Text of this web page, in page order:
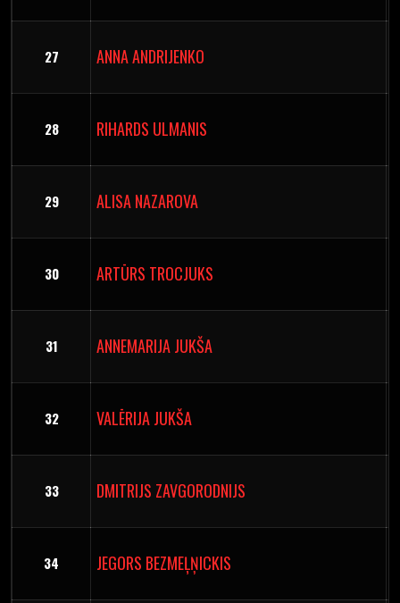
27 ANNA ANDRIJENKO
28 RIHARDS ULMANIS
29 ALISA NAZAROVA
30 ARTŪRS TROCJUKS
31 ANNEMARIJA JUKŠA
32 VALĒRIJA JUKŠA
33 DMITRIJS ZAVGORODNIJS
34 JEGORS BEZMEĻŅICKIS